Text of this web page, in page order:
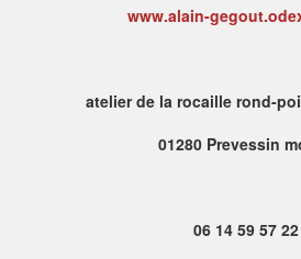
www.alain-
atelier de la rocaille rond-
01280 Prevessin
06 14 59 57 22